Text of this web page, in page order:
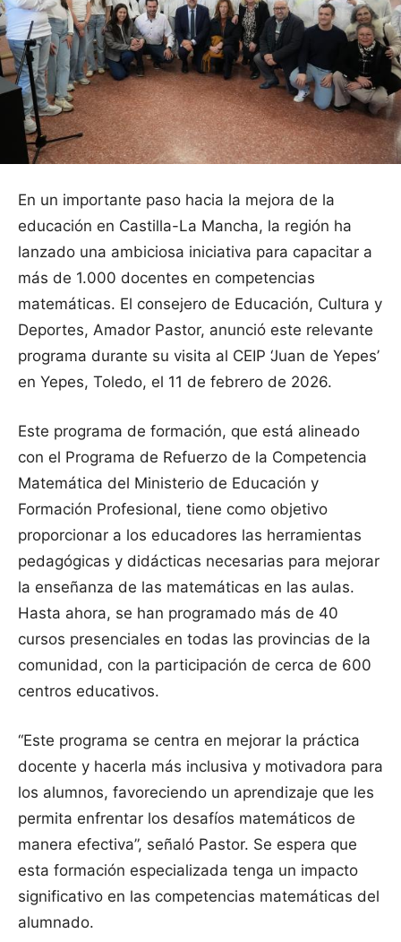
En un importante paso hacia la mejora de la
educación en Castilla-La Mancha, la región ha
lanzado una ambiciosa iniciativa para capacitar a
más de 1.000 docentes en competencias
matemáticas. El consejero de Educación, Cultura y
Deportes, Amador Pastor, anunció este relevante
programa durante su visita al CEIP ‘Juan de Yepes’
en Yepes, Toledo, el 11 de febrero de 2026.
Este programa de formación, que está alineado
con el Programa de Refuerzo de la Competencia
Matemática del Ministerio de Educación y
Formación Profesional, tiene como objetivo
proporcionar a los educadores las herramientas
pedagógicas y didácticas necesarias para mejorar
la enseñanza de las matemáticas en las aulas.
Hasta ahora, se han programado más de 40
cursos presenciales en todas las provincias de la
comunidad, con la participación de cerca de 600
centros educativos.
“Este programa se centra en mejorar la práctica
docente y hacerla más inclusiva y motivadora para
los alumnos, favoreciendo un aprendizaje que les
permita enfrentar los desafíos matemáticos de
manera efectiva”, señaló Pastor. Se espera que
esta formación especializada tenga un impacto
significativo en las competencias matemáticas del
alumnado.